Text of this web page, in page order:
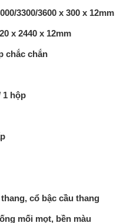
3300/3600 x 300 x 12mm
x 2440 x 12mm
chắc chắn
1 hộp
cổ bậc cầu thang
mối mọt, bền màu